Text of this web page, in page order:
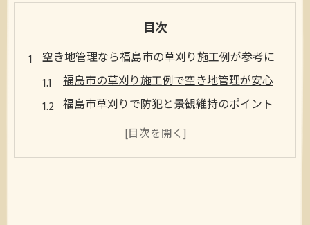
目次
空き地管理なら福島市の草刈り施工例が参考に
福島市の草刈り施工例で空き地管理が安心
福島市草刈りで防犯と景観維持のポイント
福島市草刈りを活用した空き地巡回の方法